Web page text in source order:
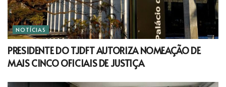
NOTÍCIAS
PRESIDENTE DO TJDFT AUTORIZA NOMEAÇÃO DE
MAIS CINCO OFICIAIS DE JUSTIÇA